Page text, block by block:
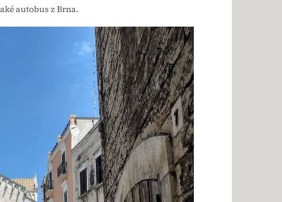
autobus z Brna.